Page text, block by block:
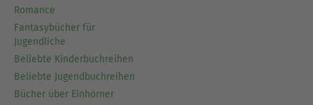
Romance
Fantasybücher für
Jugendliche
Beliebte Kinderbuchreihen
Beliebte Jugendbuchreihen
Bücher über Einhörner